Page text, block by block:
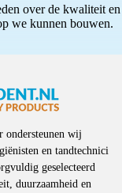
over de kwaliteit
we kunnen bouwen.
ondersteunen wij
en tandtechnici
geselecteerd
duurzaamheid en